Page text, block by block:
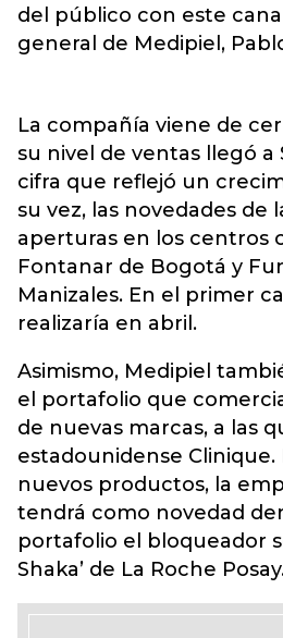
del público con este
general de Medipiel,
La compañía viene de
su nivel de ventas llegó a
cifra que reflejó un
su vez, las novedades de
aperturas en los centros
Fontanar de Bogotá y
Manizales. En el primer
realizaría en abril.
Asimismo, Medipiel
el portafolio que
de nuevas marcas, a las
estadounidense Clinique.
nuevos productos, la
tendrá como novedad
portafolio el bloqueador
Shaka’ de La Roche